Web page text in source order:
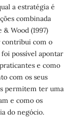
a estratégia é
combinada
Wood (1997)
contribui com o
possível apontar
e como
com os seus
permitem ter uma
e como os
do negócio.